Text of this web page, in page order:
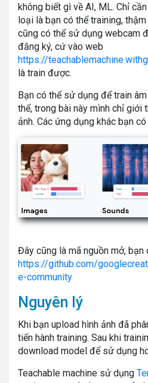
không biết gì về AI, ML. Chỉ
loại là bạn có thể training,
cũng có thể sử dụng webcam
đăng ký, cứ vào web
https://
là train được.
Bạn có thể sử dụng để train
thể, trong bài này mình chỉ giới
ảnh. Các ứng dụng khác bạn
Đây cũng là mã nguồn mở, bạn
https://github.com/
e-community
Nguyên lý
Khi bạn upload hình ảnh đã
tiến hành training. Sau khi
download model để sử dụng
Teachable machine sử dụng